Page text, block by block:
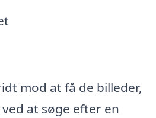
mod at få de billeder,
at søge efter en